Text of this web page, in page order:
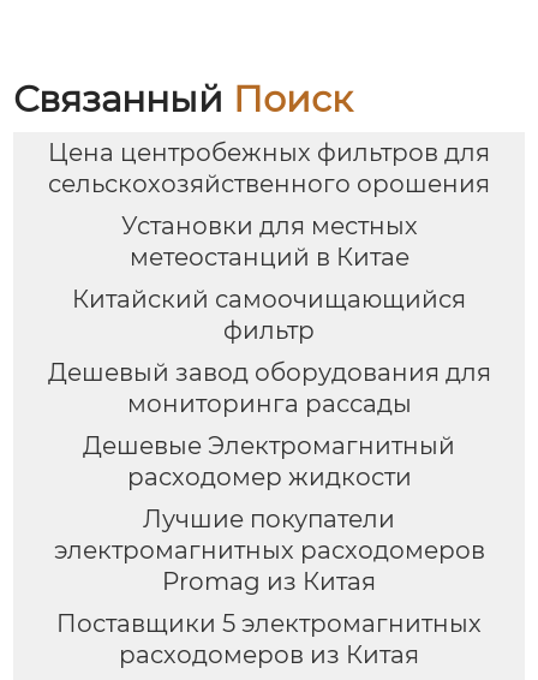
Связанный Поиск
Цена центробежных фильтров для
сельскохозяйственного орошения
Установки для местных
метеостанций в Китае
Китайский самоочищающийся
фильтр
Дешевый завод оборудования для
мониторинга рассады
Дешевые Электромагнитный
расходомер жидкости
Лучшие покупатели
электромагнитных расходомеров
Promag из Китая
Поставщики 5 электромагнитных
расходомеров из Китая